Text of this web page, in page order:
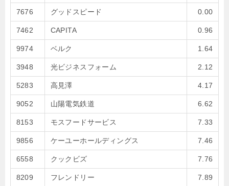
7676 グッドスピード 0.00
7462 CAPITA 0.96
9974 ベルク 1.64
3948 光ビジネスフォーム 2.12
5283 高見澤 4.17
9052 山陽電気鉄道 6.62
8153 モスフードサービス 7.33
9856 ケーユーホールディングス 7.46
6558 クックビズ 7.76
8209 フレンドリー 7.89